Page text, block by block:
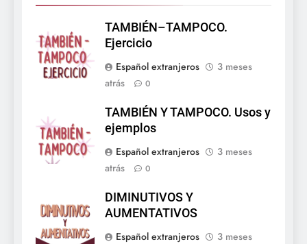
TAMBIÉN–TAMPOCO.
Ejercicio
Español extranjeros
3 meses
atrás
0
TAMBIÉN Y TAMPOCO. Usos y
ejemplos
Español extranjeros
3 meses
atrás
0
DIMINUTIVOS Y
AUMENTATIVOS
Español extranjeros
3 meses